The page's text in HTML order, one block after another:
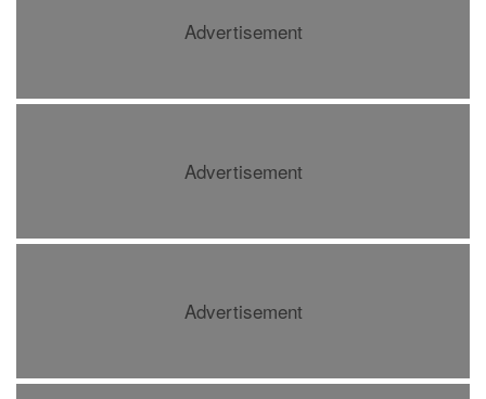
Advertisement
Advertisement
Advertisement